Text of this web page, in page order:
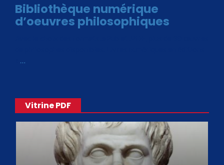
Bibliothèque numérique
d’oeuvres philosophiques
…
Vitrine PDF